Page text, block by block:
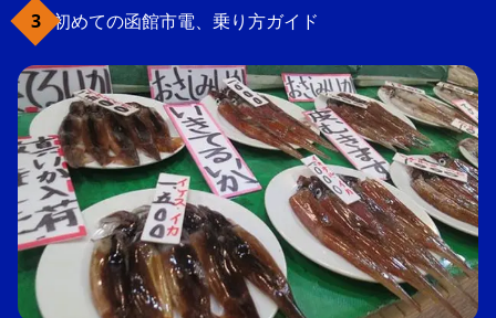
初めての函館市電、乗り方ガイド